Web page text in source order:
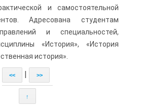
и самостоятельной
Адресована студентам
и специальностей,
«История», «История
история».
<< >>
↑